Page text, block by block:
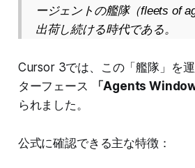
ージェントの艦隊（fleets of
出荷し続ける時代である。
Cursor 3では、この「艦隊」を
ターフェース
「Agents Window
られました。
公式に確認できる主な特徴：